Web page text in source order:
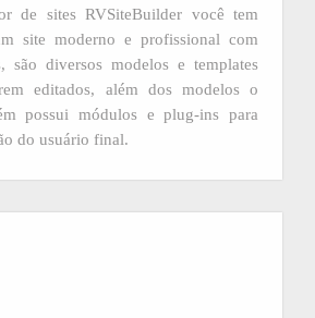
de sites RVSiteBuilder você tem
site moderno e profissional com
são diversos modelos e templates
editados, além dos modelos o
possui módulos e plug-ins para
do usuário final.